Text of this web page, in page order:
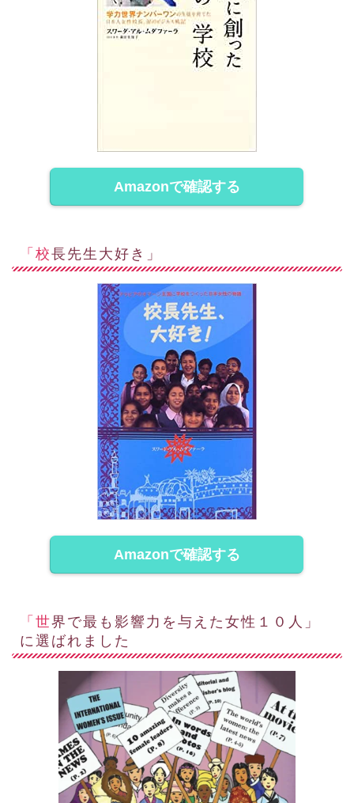
Amazonで確認する
「校長先生大好き」
Amazonで確認する
「世界で最も影響力を与えた女性１０人」
に選ばれました